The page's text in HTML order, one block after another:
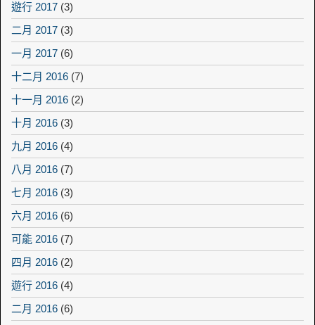
遊行 2017 (3)
二月 2017 (3)
一月 2017 (6)
十二月 2016 (7)
十一月 2016 (2)
十月 2016 (3)
九月 2016 (4)
八月 2016 (7)
七月 2016 (3)
六月 2016 (6)
可能 2016 (7)
四月 2016 (2)
遊行 2016 (4)
二月 2016 (6)